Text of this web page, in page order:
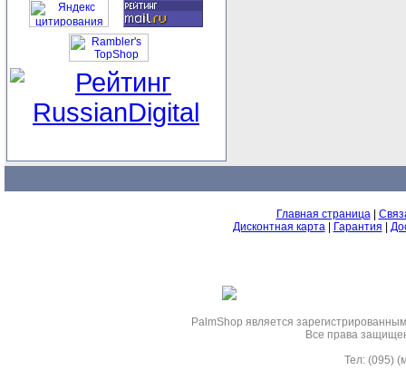
Главная страница|
Дисконтная карта| Гарантия
PalmShop являeтся
Все права
Тел: (095)